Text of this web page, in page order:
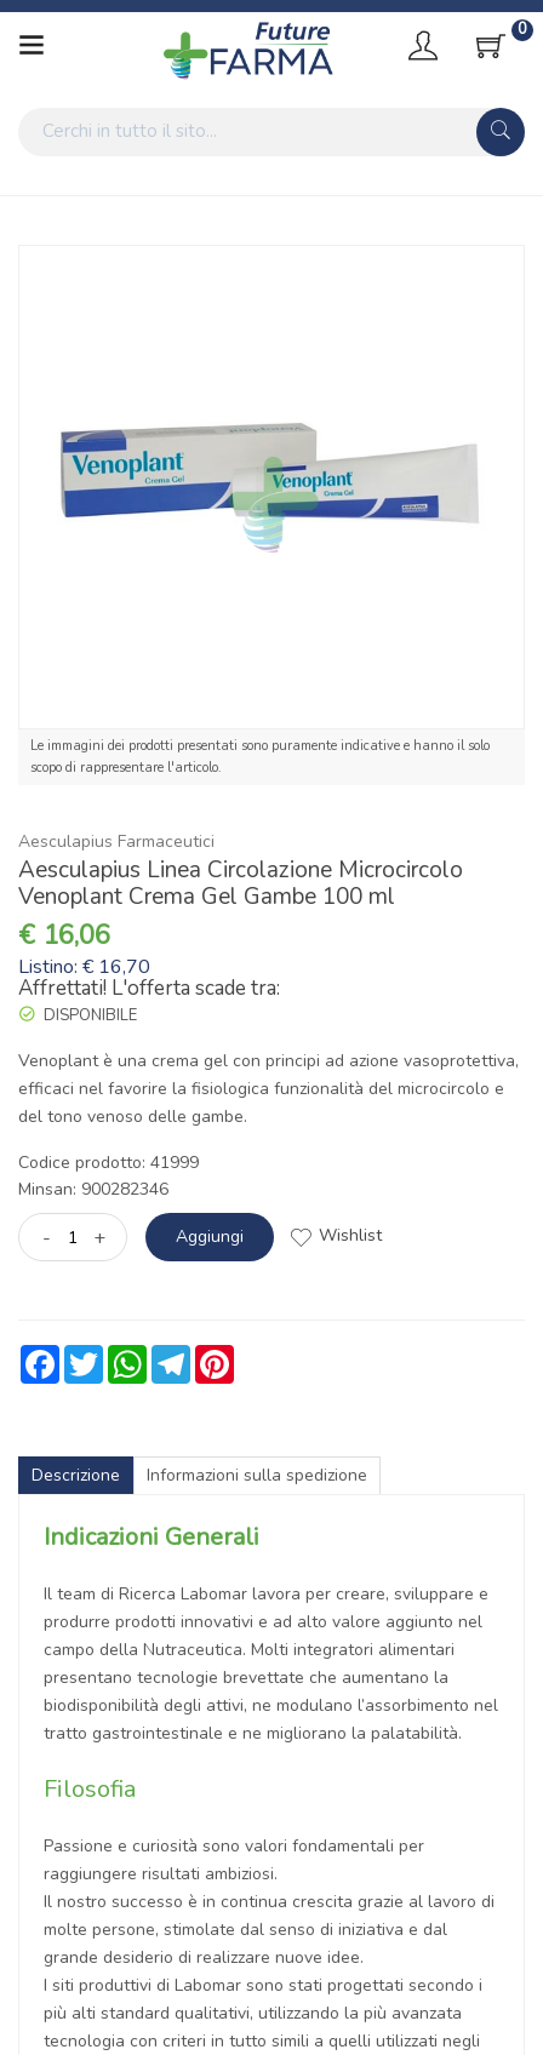
0
Le immagini dei prodotti presentati sono puramente indicative e hanno il solo
scopo di rappresentare l'articolo.
Aesculapius Farmaceutici
Aesculapius Linea Circolazione Microcircolo
Venoplant Crema Gel Gambe 100 ml
16,06
Listino: € 16,70
Affrettati! L'offerta scade tra:
DISPONIBILE
Venoplant è una crema gel con principi ad azione vasoprotettiva,
efficaci nel favorire la fisiologica funzionalità del microcircolo e
del tono venoso delle gambe.
Codice prodotto: 41999
Minsan: 900282346
- + Aggiungi Wishlist
FacebookTwitter WhatsApp
Telegram
Descrizione Informazioni sulla spedizione
Indicazioni Generali
Il team di Ricerca Labomar lavora per creare, sviluppare e
produrre prodotti innovativi e ad alto valore aggiunto nel
campo della Nutraceutica. Molti integratori alimentari
presentano tecnologie brevettate che aumentano la
biodisponibilità degli attivi, ne modulano l’assorbimento nel
tratto gastrointestinale e ne migliorano la palatabilità.
Filosofia
Passione e curiosità sono valori fondamentali per
raggiungere risultati ambiziosi.
Il nostro successo è in continua crescita grazie al lavoro di
molte persone, stimolate dal senso di iniziativa e dal
grande desiderio di realizzare nuove idee.
I siti produttivi di Labomar sono stati progettati secondo i
più alti standard qualitativi, utilizzando la più avanzata
tecnologia con criteri in tutto simili a quelli utilizzati negli